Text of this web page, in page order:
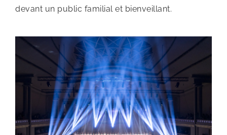
devant un public familial et bienveillant.